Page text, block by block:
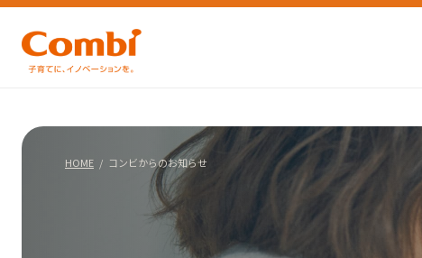
HOME コンビからのお知らせ